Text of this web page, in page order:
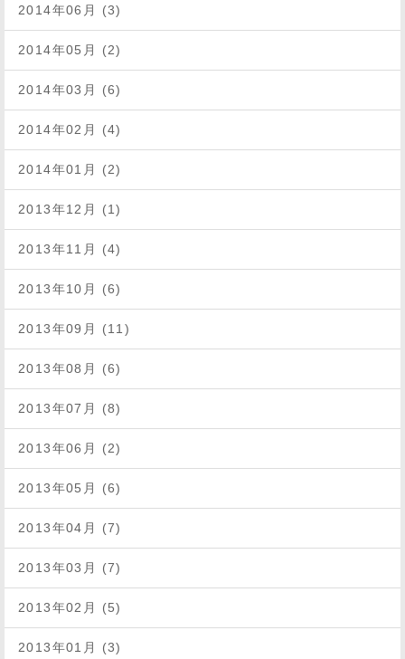
2014年06月 (3)
2014年05月 (2)
2014年03月 (6)
2014年02月 (4)
2014年01月 (2)
2013年12月 (1)
2013年11月 (4)
2013年10月 (6)
2013年09月 (11)
2013年08月 (6)
2013年07月 (8)
2013年06月 (2)
2013年05月 (6)
2013年04月 (7)
2013年03月 (7)
2013年02月 (5)
2013年01月 (3)